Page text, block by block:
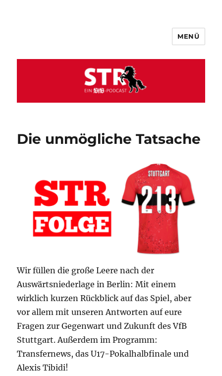
MENÜ
Die unmögliche Tatsache
Wir füllen die große Leere nach der
Auswärtsniederlage in Berlin: Mit einem
wirklich kurzen Rückblick auf das Spiel, aber
vor allem mit unseren Antworten auf eure
Fragen zur Gegenwart und Zukunft des VfB
Stuttgart. Außerdem im Programm:
Transfernews, das U17-Pokalhalbfinale und
Alexis Tibidi!